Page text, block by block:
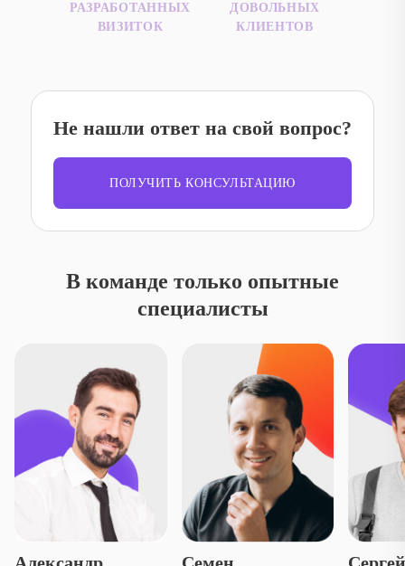
РАЗРАБОТАННЫХ
ВИЗИТОК
ДОВОЛЬНЫХ
КЛИЕНТОВ
Не нашли ответ на свой вопрос?
ПОЛУЧИТЬ КОНСУЛЬТАЦИЮ
В команде только опытные
специалисты